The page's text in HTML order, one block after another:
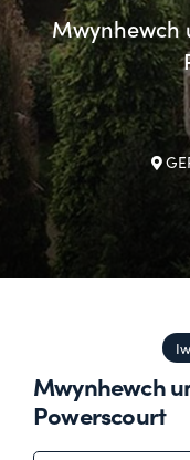
Mwynhewch
Mwynhewch
Powerscourt